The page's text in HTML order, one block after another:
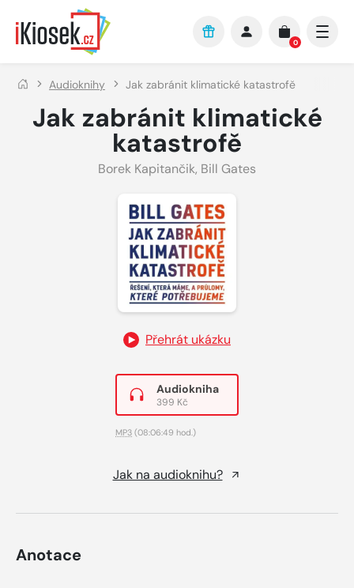
Přejít na hlavní obsah
0
Audioknihy Jak zabránit klimatické katastrofě
Jak zabránit klimatické
katastrofě
Borek Kapitančik, Bill Gates
Přehrát ukázku
Audiokniha
399 Kč
MP3 (08:06:49 hod.)
Jak na audioknihu?
Anotace